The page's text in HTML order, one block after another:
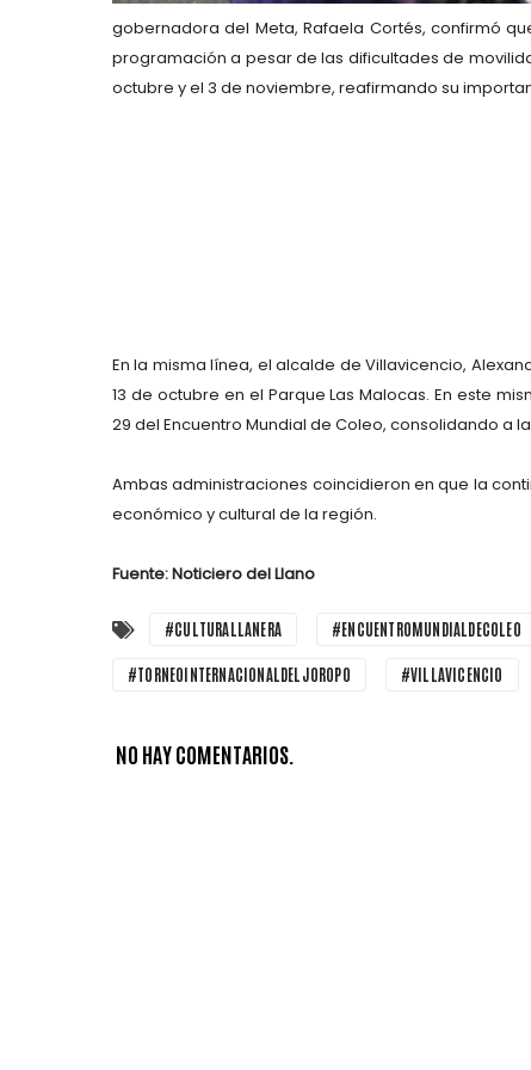
gobernadora del Meta,Rafaela Cortés, confirmó
programación a pesar de las dificultades de
octubre y el 3 de noviembre, reafirmando su
En la misma línea, el alcalde de Villavicencio,
13 de octubre en el Parque Las Malocas. En este
29 del Encuentro Mundial de Coleo, consolidando a
Ambas administraciones coincidieron en que la
económico y cultural de la región.
Fuente: Noticiero del Llano
#CULTURALLANERA #ENCUENTROMUNDIALDECOLEO
#TORNEOINTERNACIONALDELJOROPO #VILLAVICENCIO
NO HAY COMENTARIOS.